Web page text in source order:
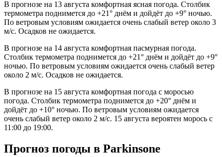
В прогнозе на 13 августа комфортная ясная погода. Столбик
термометра поднимется до +21° днём и дойдёт до +9° ночью.
По ветровым условиям ожидается очень слабый ветер около 3
м/с. Осадков не ожидается.
В прогнозе на 14 августа комфортная пасмурная погода.
Столбик термометра поднимется до +21° днём и дойдёт до +9°
ночью. По ветровым условиям ожидается очень слабый ветер
около 2 м/с. Осадков не ожидается.
В прогнозе на 15 августа комфортная погода с моросью
погода. Столбик термометра поднимется до +20° днём и
дойдёт до +10° ночью. По ветровым условиям ожидается
очень слабый ветер около 2 м/с. 15 августа вероятен морось с
11:00 до 19:00.
Прогноз погоды в Parkinsonе